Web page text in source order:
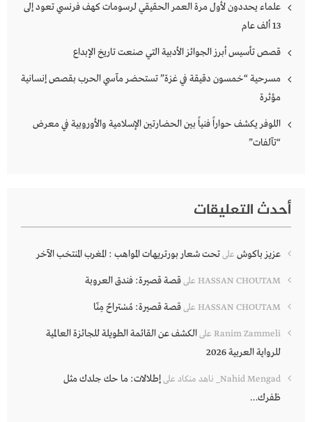
علماء يحددون لأول مرة العمر الحقيقي لرسومات كهف فرنسي تعود إلى
13 ألف عام
قصص تأسيس أبرز الجوائز الأدبية التي صنعت تاريخ الإبداع
مسرحية “خمسون دقيقة في غزة” تستحضر مآسي الحرب بقصص إنسانية
مؤثرة
اللوفر يكشف حواراً فنياً بين الحضارتين الإسلامية والأوروبية في معرض
“تآلفات”
أحدث التعليقات
عزيز باكوش علىتحت شعار بورتريهات المواهب : المغرب المنتخب الآخر
HASSAN CHOUTAM علىقصة قصيرة: فندق العروبة
HASSAN CHOUTAM علىقصة قصيرة: مُسْتراحٌ مِنّا
Ranim Zammeli علىالكشف عن القائمة الطويلة للجائزة العالمية
للرواية العربية 2026
Nahid Mengad_ ناهد منكاد علىإطلالات: ما حك جلدك مثل
ظفرك…